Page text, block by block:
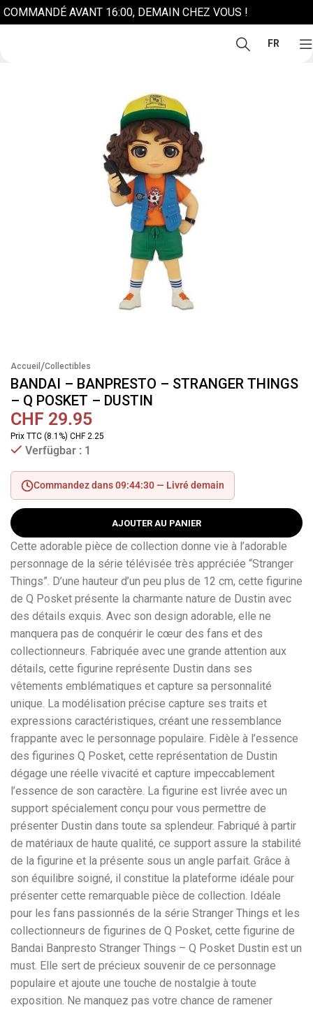
COMMANDÉ AVANT 16:00, DEMAIN CHEZ VOUS !
FR
Accueil /Collectibles
BANDAI – BANPRESTO – STRANGER THINGS
– Q POSKET – DUSTIN
CHF 29.95
Prix TTC (8.1%) CHF 2.25
Verfügbar : 1
Commandez dans 09:44:30 — Livré demain
AJOUTER AU PANIER
Cette adorable pièce de collection donne vie à l’adorable
personnage de la série télévisée très appréciée “Stranger
Things”. D’une hauteur d’un peu plus de 12 cm, cette figurine
de Q Posket présente la charmante nature de Dustin avec
des détails exquis. Avec son design adorable, elle ne
manquera pas de conquérir le cœur des fans et des
collectionneurs. Fabriquée avec une grande attention aux
détails, cette figurine représente Dustin dans ses
vêtements emblématiques et capture sa personnalité
unique. La modélisation précise capture ses traits et
expressions caractéristiques, créant une ressemblance
frappante avec le personnage populaire. Fidèle à l’essence
des figurines Q Posket, cette représentation de Dustin
dégage une réelle vivacité et capture impeccablement
l’essence de son caractère. La figurine est livrée avec un
support spécialement conçu pour vous permettre de
présenter Dustin dans toute sa splendeur. Fabriqué à partir
de matériaux de haute qualité, ce support assure la stabilité
de la figurine et la présente sous un angle parfait. Grâce à
son équilibre soigné, il constitue la plateforme idéale pour
présenter cette remarquable pièce de collection. Idéale
pour les fans passionnés de la série Stranger Things et les
collectionneurs de figurines de Q Posket, cette figurine de
Bandai Banpresto Stranger Things – Q Posket Dustin est un
must. Elle sert de précieux souvenir de ce personnage
populaire et ajoute une touche de nostalgie à toute
exposition. Ne manquez pas votre chance de ramener